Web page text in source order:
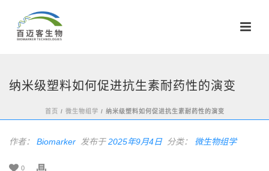
纳米级塑料如何促进抗生素耐药性的演变
首页 / 微生物组学 / 纳米级塑料如何促进抗生素耐药性的演变
作者： Biomarker 发布于2025年9月4日 分类： 微生物组学
0